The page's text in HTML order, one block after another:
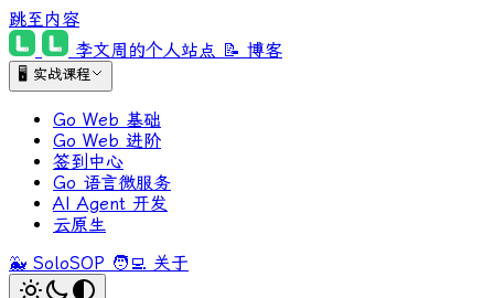
跳至内容
李文周的个人站点 📝 博客
🖥 实战课程
Go Web 基础
Go Web 进阶
签到中心
Go 语言微服务
AI Agent 开发
云原生
🐳 SoloSOP 🧑‍💻 关于